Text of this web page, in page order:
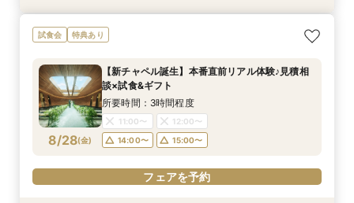
8/27(木)
≪大好評！ペットとの結婚式≫ペットも安心まる
ごと相談*特典付
11:00〜
14:00〜
15:00〜
フェアを予約
8/27(木)
【ガーデン挙式希望の方】都心で叶う海外ウエ
ディング体感×試食
11:00〜
14:00〜
15:00〜
フェアを予約
8/27(木)
初見学でも安心◎「即決なし」アップ額が少ない
新プラン×試食付
11:00〜
14:00〜
15:00〜
フェアを予約
試食会 特典あり
8/28(金)
【新チャペル誕生】本番直前リアル体験♪見積相
談×試食&ギフト
所要時間：3時間程度
11:00〜
12:00〜
14:00〜
15:00〜
フェアを予約